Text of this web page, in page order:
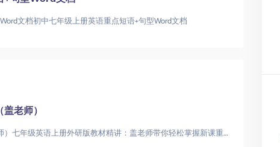
文档初中七年级上册英语重点短语+句型Word文档
老师）
外研版七年级英语上册精讲（盖老师）七年级英语上册外研版教材精讲：盖老师带你轻松掌握新课重点七年级英语上册|外研版教材|英语同步辅导